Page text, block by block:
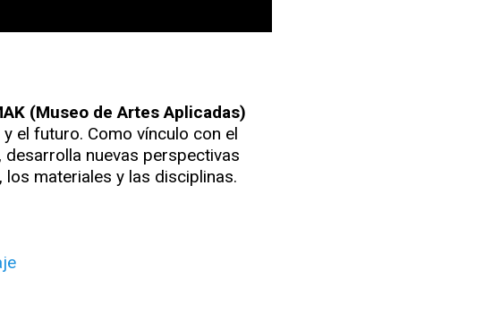
(Museo de Artes Aplicadas)
el futuro. Como vínculo con el
nuevas perspectivas
materiales y las disciplinas.